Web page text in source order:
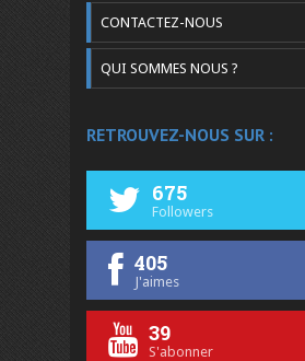
CONTACTEZ-NOUS
QUI SOMMES NOUS ?
RETROUVEZ-NOUS SUR :
675
Followers
405
J'aimes
39
S'abonner